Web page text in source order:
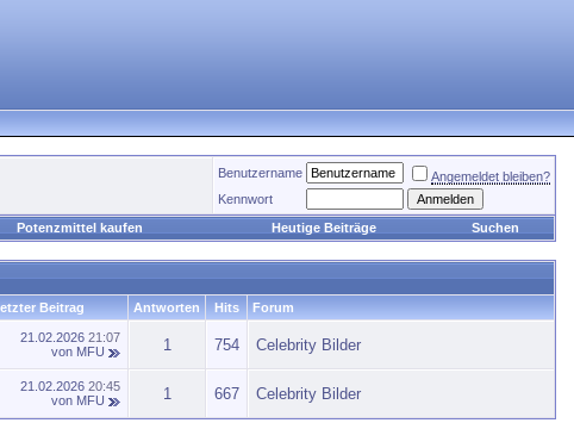
Benutzername
Angemeldet bleiben?
Kennwort
Potenzmittel kaufen Heutige Beiträge Suchen
Beitrag Antworten Hits Forum
21.02.2026 21:07
von MFU 1 754 Celebrity Bilder
21.02.2026 20:45
von MFU 1 667 Celebrity Bilder